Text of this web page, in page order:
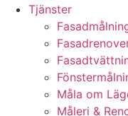
Tjänster
Måla om
Måleri &